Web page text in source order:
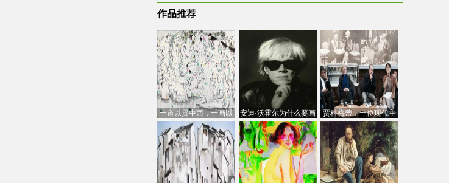
作品推荐
一道以贯中西，一画以
通古今：吴冠中的绘画
创
安迪·沃霍尔为什么要画
芭比
贾科梅蒂：一位现代主
义的“当代”艺术家